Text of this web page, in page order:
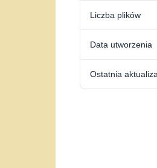
Liczba plików
Data utworzenia
Ostatnia